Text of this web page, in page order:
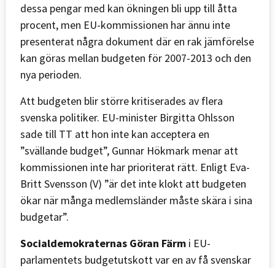
dessa pengar med kan ökningen bli upp till åtta
procent, men EU-kommissionen har ännu inte
presenterat några dokument där en rak jämförelse
kan göras mellan budgeten för 2007-2013 och den
nya perioden.
Att budgeten blir större kritiserades av flera
svenska politiker. EU-minister Birgitta Ohlsson
sade till TT att hon inte kan acceptera en
”svällande budget”, Gunnar Hökmark menar att
kommissionen inte har prioriterat rätt. Enligt Eva-
Britt Svensson (V) ”är det inte klokt att budgeten
ökar när många medlemsländer måste skära i sina
budgetar”.
Socialdemokraternas Göran Färm i EU-
parlamentets budgetutskott var en av få svenskar